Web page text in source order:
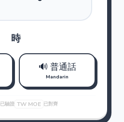
時
🔊 普通話
Mandarin
已驗證 TW MOE 已對齊